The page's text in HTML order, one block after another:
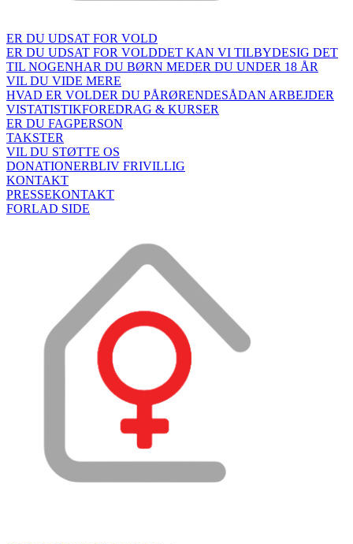
ER DU UDSAT FOR VOLD
ER DU UDSAT FOR VOLDDET KAN VI TILBYDESIG DET
TIL NOGENHAR DU BØRN MEDER DU UNDER 18 ÅR
VIL DU VIDE MERE
HVAD ER VOLDER DU PÅRØRENDESÅDAN ARBEJDER
VISTATISTIKFOREDRAG & KURSER
ER DU FAGPERSON
TAKSTER
VIL DU STØTTE OS
DONATIONERBLIV FRIVILLIG
KONTAKT
PRESSEKONTAKT
FORLAD SIDE